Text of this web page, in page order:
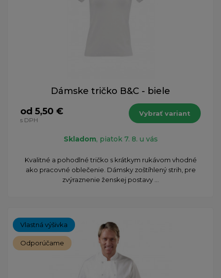
Dámske tričko B&C - biele
od 5,50 €
s DPH
Vybrať variant
Skladom, piatok 7. 8. u vás
Kvalitné a pohodlné tričko s krátkym rukávom vhodné
ako pracovné oblečenie. Dámsky zoštíhlený strih, pre
zvýraznenie ženskej postavy ...
Vlastná výšivka
Odporúčame